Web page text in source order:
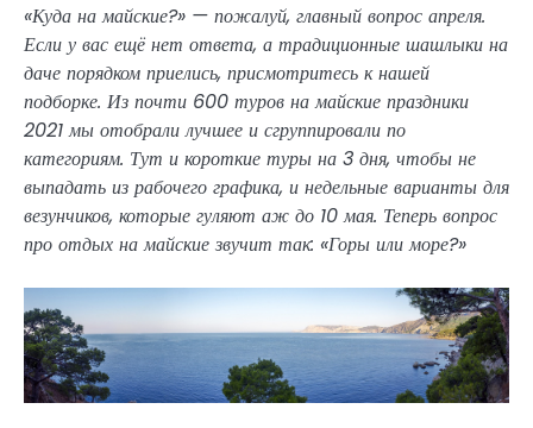
«Куда на майские?» — пожалуй, главный вопрос апреля.
Если у вас ещё нет ответа, а традиционные шашлыки на
даче порядком приелись, присмотритесь к нашей
подборке. Из почти 600 туров на майские праздники
2021мы отобрали лучшее и сгруппировали по
категориям. Тут и короткие туры на 3 дня, чтобы не
выпадать из рабочего графика, и недельные варианты для
везунчиков, которые гуляют аж до 10 мая. Теперь вопрос
про отдых на майские звучит так: «Горы или море?»